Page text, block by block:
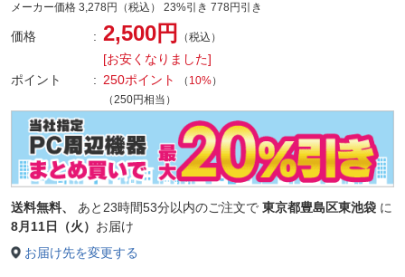
メーカー価格 3,278円（税込） 23%引き 778円引き
価格 2,500円 （税込）
[お安くなりました]
ポイント
250ポイント （ 10%）
（250円相当）
送料無料、 あと 23時間53分以内のご注文で 東京都豊島区東池袋 に
8月11日（火） お届け
お届け先を変更する